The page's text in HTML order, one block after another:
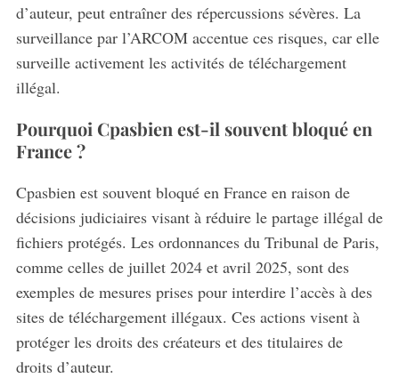
d’auteur, peut entraîner des répercussions sévères. La
surveillance par l’ARCOM accentue ces risques, car elle
surveille activement les activités de téléchargement
illégal.
Pourquoi Cpasbien est-il souvent bloqué en
France ?
Cpasbien est souvent bloqué en France en raison de
décisions judiciaires visant à réduire le partage illégal de
fichiers protégés. Les ordonnances du Tribunal de Paris,
comme celles de juillet 2024 et avril 2025, sont des
exemples de mesures prises pour interdire l’accès à des
sites de téléchargement illégaux. Ces actions visent à
protéger les droits des créateurs et des titulaires de
droits d’auteur.